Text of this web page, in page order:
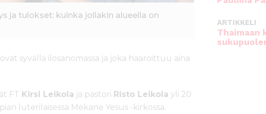
ja tulokset: kuinka jollakin alueella on
syvällä ilosanomassa ja joka haaroittuu aina
FT Kirsi Leikola ja pastori Risto Leikola yli 20
luterilaisessa Mekane Yesus -kirkossa.
ARTIKKELI
Thaimaan